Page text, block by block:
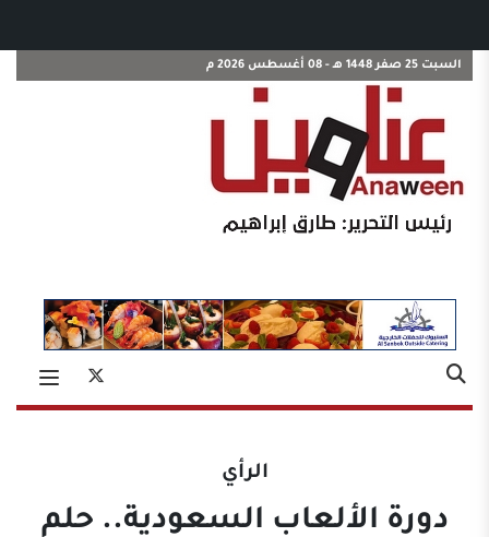
السبت 25 صفر 1448 هـ - 08 أغسطس 2026 م
الرأي
دورة الألعاب السعودية.. حلم